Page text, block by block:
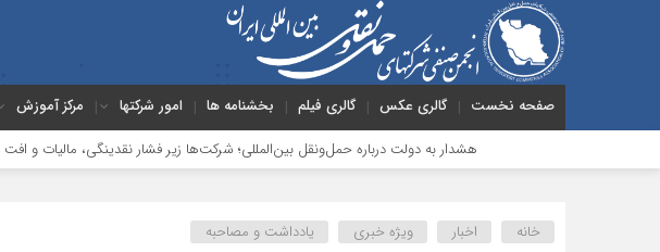
صفحه نخست گالری عکس گالری فیلم بخشنامه ها امور شرکتها مرکز آموزش
هشدار به دولت درباره حمل‌ونقل بین‌المللی؛ شرکت‌ها زیر فشار نقدینگی، مالیات و افت عملیات
خانه اخبار ویژه خبری یادداشت و مصاحبه